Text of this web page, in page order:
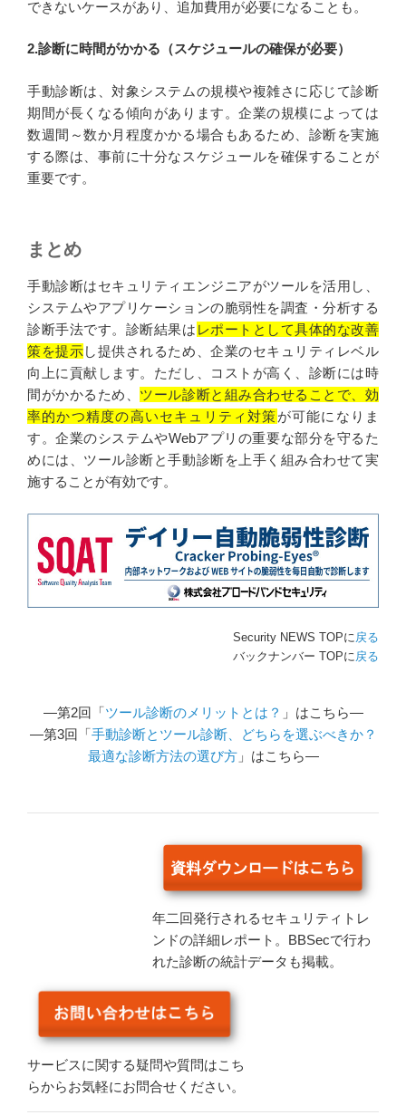
できないケースがあり、追加費用が必要になることも。
2.診断に時間がかかる（スケジュールの確保が必要）
手動診断は、対象システムの規模や複雑さに応じて診断
期間が長くなる傾向があります。企業の規模によっては
数週間～数か月程度かかる場合もあるため、診断を実施
する際は、事前に十分なスケジュールを確保することが
重要です。
まとめ
手動診断はセキュリティエンジニアがツールを活用し、
システムやアプリケーションの脆弱性を調査・分析する
診断手法です。診断結果は レポートとして具体的な改善
策を提示し提供されるため、企業のセキュリティレベル
向上に貢献します。ただし、コストが高く、診断には時
間がかかるため、 ツール診断と組み合わせることで、効
率的かつ精度の高いセキュリティ対策が可能になりま
す。企業のシステムやWebアプリの重要な部分を守るた
めには、ツール診断と手動診断を上手く組み合わせて実
施することが有効です。
Security NEWS TOPに戻る
バックナンバー TOPに戻る
―第2回「ツール診断のメリットとは？ 」はこちら―
―第3回「手動診断とツール診断、どちらを選ぶべきか？
最適な診断方法の選び方」はこちら―
年二回発行されるセキュリティトレ
ンドの詳細レポート。BBSecで行わ
れた診断の統計データも掲載。
サービスに関する疑問や質問はこち
らからお気軽にお問合せください。